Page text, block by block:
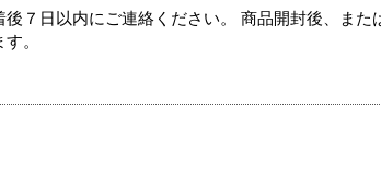
７日以内にご連絡ください。 商品開封後、また
。